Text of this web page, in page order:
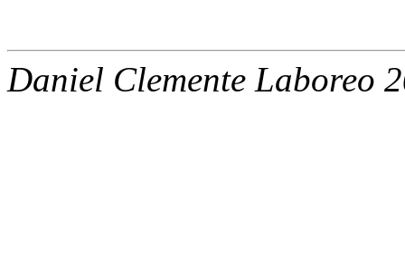
Daniel Clemente Laboreo